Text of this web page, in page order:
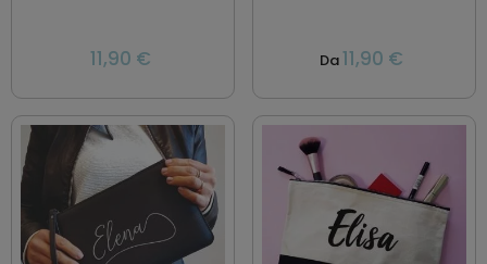
11,90 € Da11,90 €